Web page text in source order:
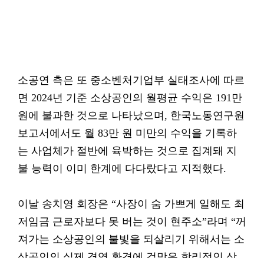
소공연 측은 또 중소벤처기업부 실태조사에 따르
면 2024년 기준 소상공인의 월평균 수익은 191만
원에 불과한 것으로 나타났으며, 한국노동연구원
보고서에서도 월 83만 원 미만의 수익을 기록하
는 사업체가 절반에 육박하는 것으로 집계돼 지
불 능력이 이미 한계에 다다랐다고 지적했다.
이날 송치영 회장은 “사장이 숨 가쁘게 일해도 최
저임금 근로자보다 못 버는 것이 현주소”라며 “꺼
져가는 소상공인의 불빛을 되살리기 위해서는 소